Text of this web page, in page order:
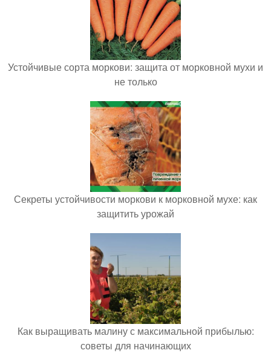
Устойчивые сорта моркови: защита от морковной мухи и
не только
Секреты устойчивости моркови к морковной мухе: как
защитить урожай
Как выращивать малину с максимальной прибылью:
советы для начинающих